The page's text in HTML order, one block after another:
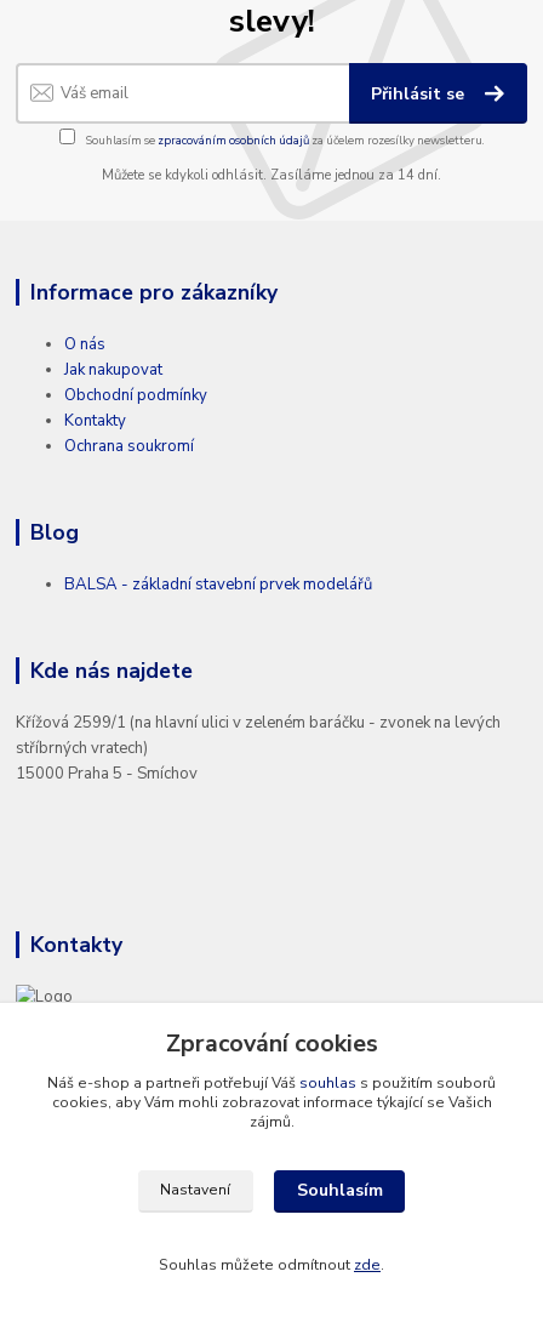
slevy!
Přihlásit se
Souhlasím se zpracováním osobních údajůza účelem rozesílky newsletteru.
Můžete se kdykoli odhlásit. Zasíláme jednou za 14 dní.
Informace pro zákazníky
O nás
Jak nakupovat
Obchodní podmínky
Kontakty
Ochrana soukromí
Blog
BALSA - základní stavební prvek modelářů
Kde nás najdete
Křížová 2599/1 (na hlavní ulici v zeleném baráčku - zvonek na levých
stříbrných vratech)
15000 Praha 5 - Smíchov
Kontakty
+420 777 286 674
info@hvp-modell.cz
Zpracování cookies
Náš e-shop a partneři potřebují Váš souhlas s použitím souborů
cookies, aby Vám mohli zobrazovat informace týkající se Vašich
zájmů.
Nastavení Souhlasím
Souhlas můžete odmítnout zde.